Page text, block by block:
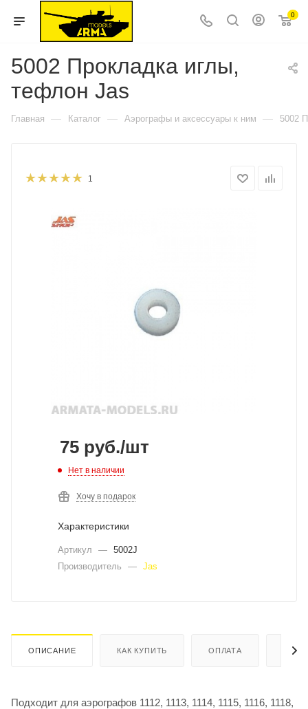
0
5002 Прокладка иглы,
тефлон Jas
Главная — Каталог — Аэрографы и аксессуары к ним — 5002
1
75 руб./шт
Нет в наличии
Хочу в подарок
Характеристики
Артикул — 5002J
Производитель
— Jas
ОПИСАНИЕ КАК КУПИТЬ ОПЛАТА
Подходит для аэрографов 1112, 1113, 1114, 1115, 1116, 1118,